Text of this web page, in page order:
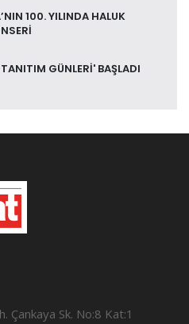
100. YILINDA HALUK
GÜNLERİ' BAŞLADI
Çankaya Sk. No:8 Kat:1